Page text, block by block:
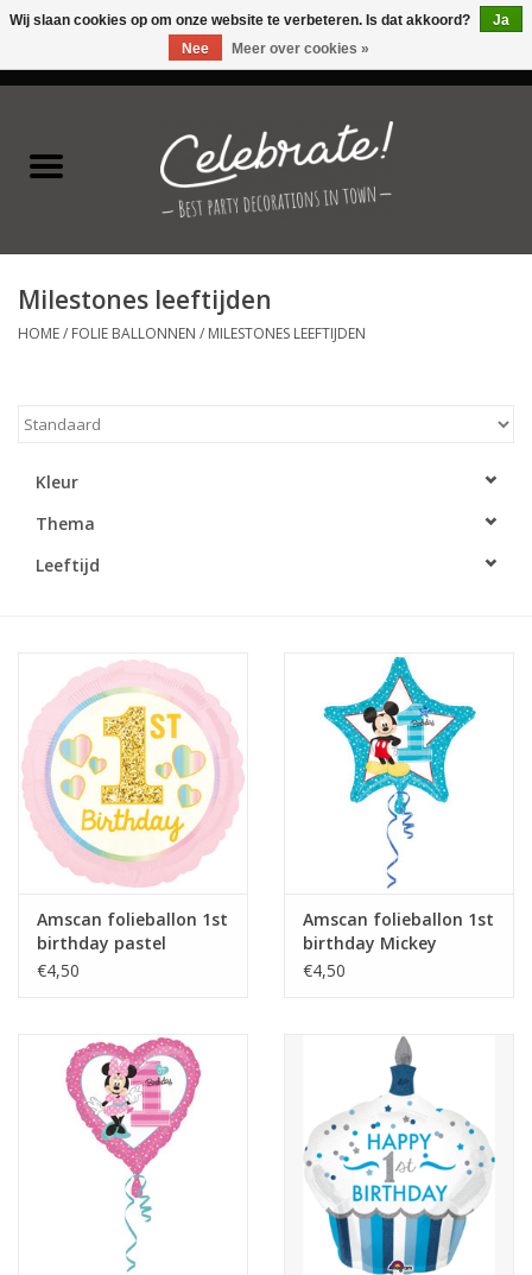
Latex ballonnen
Folie ballonnen
Verjaardag thema's
Kinderfeestjes
Cadeaus
Accessoires
Milestones leeftijden
HOME/ FOLIE BALLONNEN / MILESTONES LEEFTIJDEN
Kleur
Thema
Leeftijd
Amscan folieballon 1st
birthday pastel
roze/goud 43 cm
€4,50
Amscan folieballon 1st
birthday Mickey
Mouse 48 cm
€4,50
Wij slaan cookies op om onze website te verbeteren. Is dat akkoord?
Ja
Nee
Meer over cookies »